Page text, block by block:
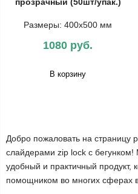
Размеры: 400х500 мм
1080 руб.
В корзину
Добро пожаловать на страницу
слайдерами zip lock с
удобный и практичный продукт,
помощником во многих сферах